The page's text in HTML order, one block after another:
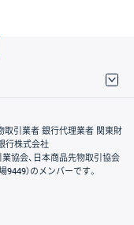
取引業者 銀行代理業者 関東財
行株式会社
協会、日本商品先物取引協会
）のメンバーです。